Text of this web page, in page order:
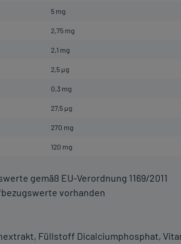
5 mg
2,75 mg
2,1 mg
2,5 µg
0,3 mg
27,5 µg
270 mg
120 mg
gemäß EU-Verordnung 1169/2011
vorhanden
Füllstoff Dicalciumphosphat,